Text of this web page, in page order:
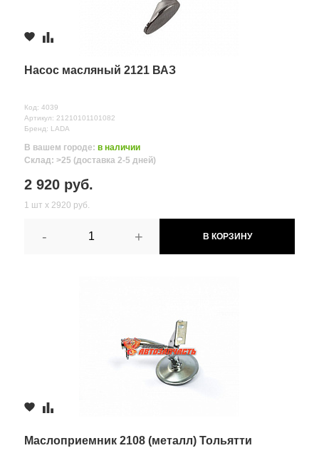
Насос масляный 2121 ВАЗ
Код: 4039
Артикул: 21210101101082
Бренд: LADA
В вашем городе: в наличии
Склад: >25 (доставка 2-5 дней)
2 920 руб.
1 шт х 2920 руб.
- + В КОРЗИНУ
Маслоприемник 2108 (металл) Тольятти